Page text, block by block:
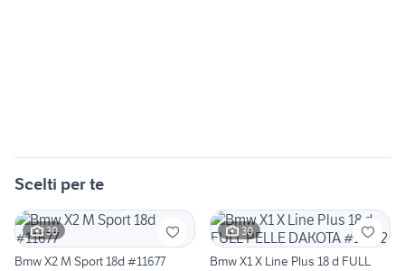
Scelti per te
30
Bmw X2 M Sport 18d #11677
30
Bmw X1 X Line Plus 18 d FULL